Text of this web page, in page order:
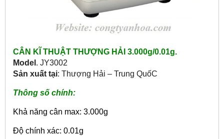
CÂN KĨ THUẬT THƯỢNG HẢI 3.000g/0.01g.
Model . JY3002
Sản xuất tại: Thượng Hải – Trung QuốC
Thông số chính:
Khả năng cân max: 3.000g
Độ chính xác: 0.01g